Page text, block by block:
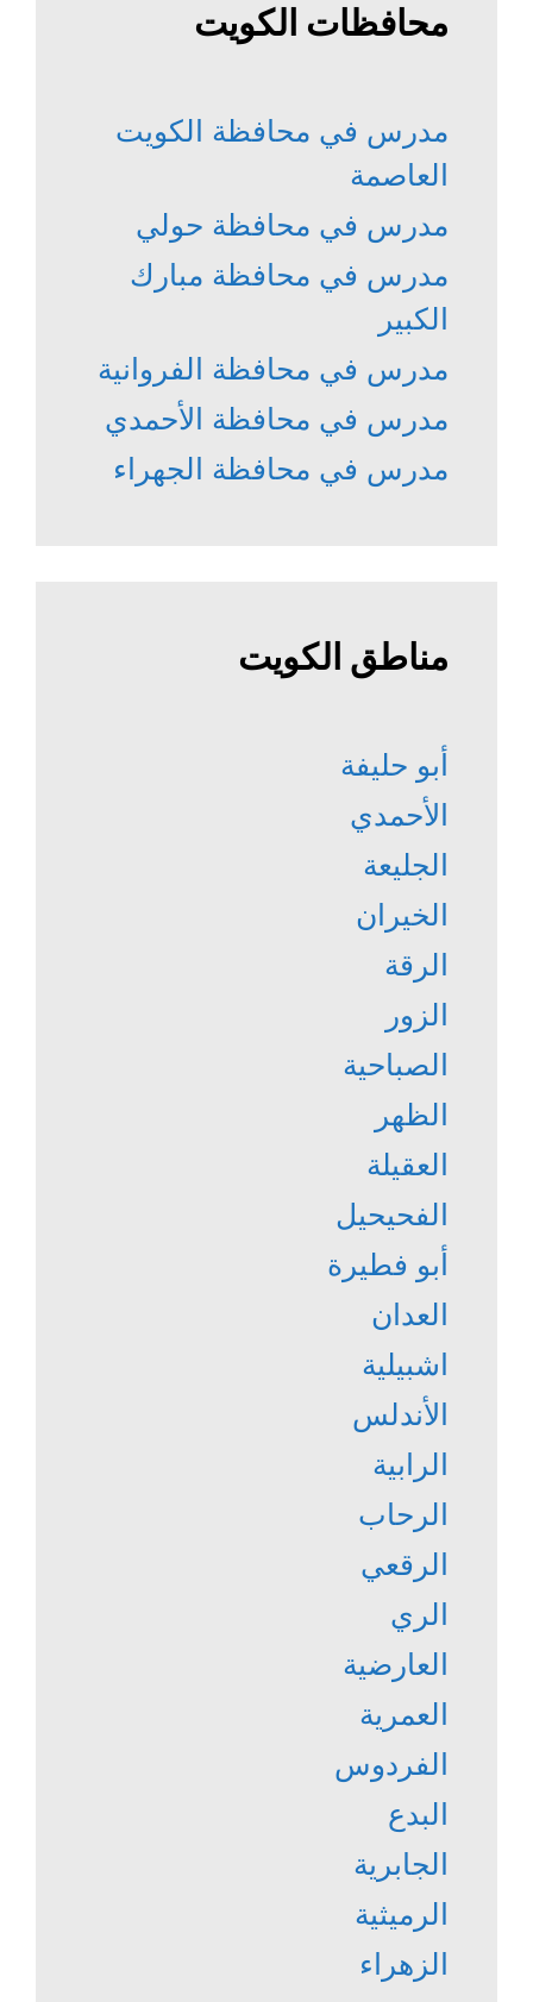
محافظات الكويت
مدرس في محافظة الكويت
العاصمة
مدرس في محافظة حولي
مدرس في محافظة مبارك
الكبير
مدرس في محافظة الفروانية
مدرس في محافظة الأحمدي
مدرس في محافظة الجهراء
مناطق الكويت
أبو حليفة
الأحمدي
الجليعة
الخيران
الرقة
الزور
الصباحية
الظهر
العقيلة
الفحيحيل
أبو فطيرة
العدان
اشبيلية
الأندلس
الرابية
الرحاب
الرقعي
الري
العارضية
العمرية
الفردوس
البدع
الجابرية
الرميثية
الزهراء